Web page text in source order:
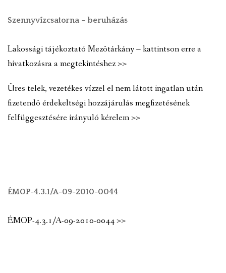
Szennyvízcsatorna – beruházás
Lakossági tájékoztató Mezõtárkány – kattintson erre a
hivatkozásra a megtekintéshez >>
Üres telek, vezetékes vízzel el nem látott ingatlan után
fizetendõ érdekeltségi hozzájárulás megfizetésének
felfüggesztésére irányuló kérelem >>
ÉMOP-4.3.1/A-09-2010-0044
ÉMOP-4.3.1/A-09-2010-0044 >>